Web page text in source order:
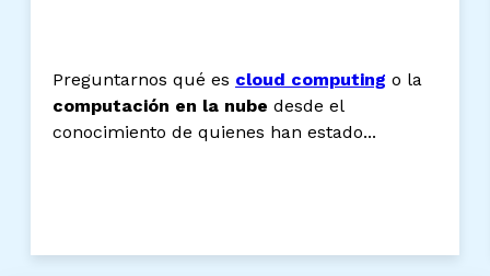
Preguntarnos qué es cloud computing o la
computación en la nube desde el
conocimiento de quienes han estado...